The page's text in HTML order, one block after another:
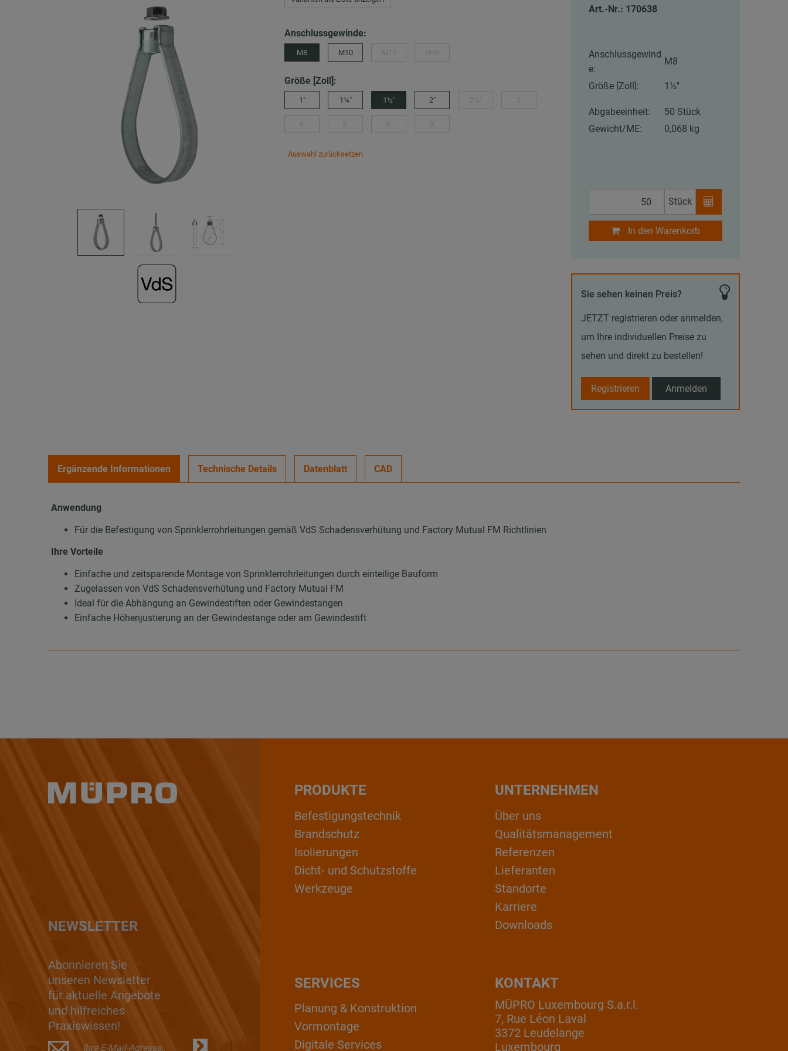
Anschlussgewinde:
M8 M10
Größe [Zoll]:
1" 1¼" 1½" 2"
Auswahl zurücksetzen
Art.-Nr.: 170638
Anschlussgewind
e:
M8
Größe [Zoll]: 1½"
Abgabeeinheit:
50 Stück
Gewicht/ME:
0,068 kg
Stück
In den Warenkorb
Sie sehen keinen Preis?
JETZT registrieren oder anmelden,
um Ihre individuellen Preise zu
sehen und direkt zu bestellen!
Registrieren Anmelden
Ergänzende Informationen Technische Details Datenblatt CAD
Anwendung
Für die Befestigung von Sprinklerrohrleitungen gemäß VdS Schadensverhütung und Factory Mutual FM Richtlinien
Ihre Vorteile
Einfache und zeitsparende Montage von Sprinklerrohrleitungen durch einteilige Bauform
Zugelassen von VdS Schadensverhütung und Factory Mutual FM
Ideal für die Abhängung an Gewindestiften oder Gewindestangen
Einfache Höhenjustierung an der Gewindestange oder am Gewindestift
NEWSLETTER
Abonnieren Sie
unseren Newsletter
für aktuelle Angebote
und hilfreiches
Praxiswissen!
PRODUKTE
Befestigungstechnik
Brandschutz
Isolierungen
Dicht- und Schutzstoffe
Werkzeuge
UNTERNEHMEN
Über uns
Qualitätsmanagement
Referenzen
Lieferanten
Standorte
Karriere
Downloads
KONTAKT
MÜPRO Luxembourg S.a.r.l.
7, Rue Léon Laval
3372 Leudelange
Luxembourg
SERVICES
Planung & Konstruktion
Vormontage
Digitale Services